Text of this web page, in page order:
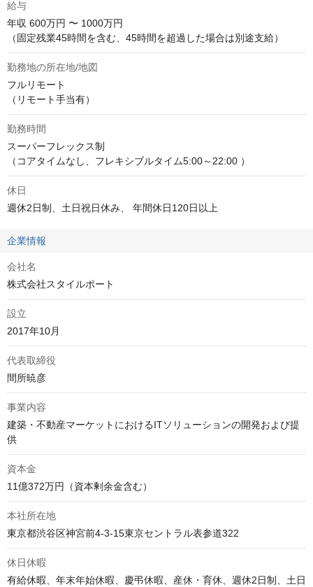
給与
年収 600万円 〜 1000万円
（固定残業45時間を含む、45時間を超過した場合は別途支給）
勤務地の所在地/地図
フルリモート
（リモート手当有）
勤務時間
スーパーフレックス制
（コアタイムなし、フレキシブルタイム5:00～22:00 ）
休日
週休2日制、土日祝日休み、 年間休日120日以上
企業情報
会社名
株式会社スタイルポート
設立
2017年10月
代表取締役
間所暁彦
事業内容
建築・不動産マーケットにおけるITソリューションの開発および提
供
資本金
11億372万円（資本剰余金含む）
本社所在地
東京都渋谷区神宮前4-3-15東京セントラル表参道322
休日休暇
有給休暇、年末年始休暇、慶弔休暇、産休・育休、週休2日制、土日